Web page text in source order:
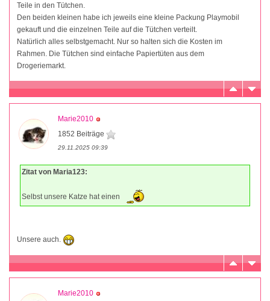
Teile in den Tütchen.
Den beiden kleinen habe ich jeweils eine kleine Packung Playmobil
gekauft und die einzelnen Teile auf die Tütchen verteilt.
Natürlich alles selbstgemacht. Nur so halten sich die Kosten im
Rahmen. Die Tütchen sind einfache Papiertüten aus dem
Drogeriemarkt.
Marie2010
1852 Beiträge
29.11.2025 09:39
Zitat von Maria123:
Selbst unsere Katze hat einen
Unsere auch.
Marie2010